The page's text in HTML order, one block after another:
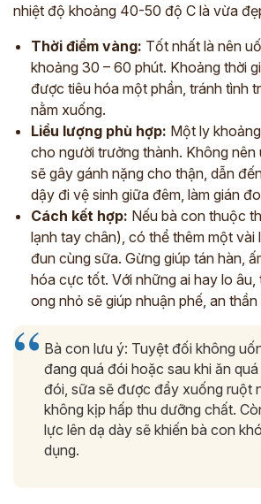
nhiệt độ khoảng 40-50 độ C là vừa
Thời điểm vàng: Tốt nhất là nên
khoảng 30 – 60 phút. Khoảng thời
được tiêu hóa một phần, tránh tình
nằm xuống.
Liều lượng phù hợp: Một ly
cho người trưởng thành. Không nên
sẽ gây gánh nặng cho thận, dẫn
dậy đi vệ sinh giữa đêm, làm gián
Cách kết hợp: Nếu bà con thuộc
lạnh tay chân), có thể thêm một vài
đun cùng sữa. Gừng giúp tán hàn,
hóa cực tốt. Với những ai hay lo âu,
ong nhỏ sẽ giúp nhuận phế, an
Bà con lưu ý: Tuyệt đối không
đang quá đói hoặc sau khi ăn
đói, sữa sẽ được đẩy xuống ruột
không kịp hấp thu dưỡng chất.
lực lên dạ dày sẽ khiến bà con
dụng.